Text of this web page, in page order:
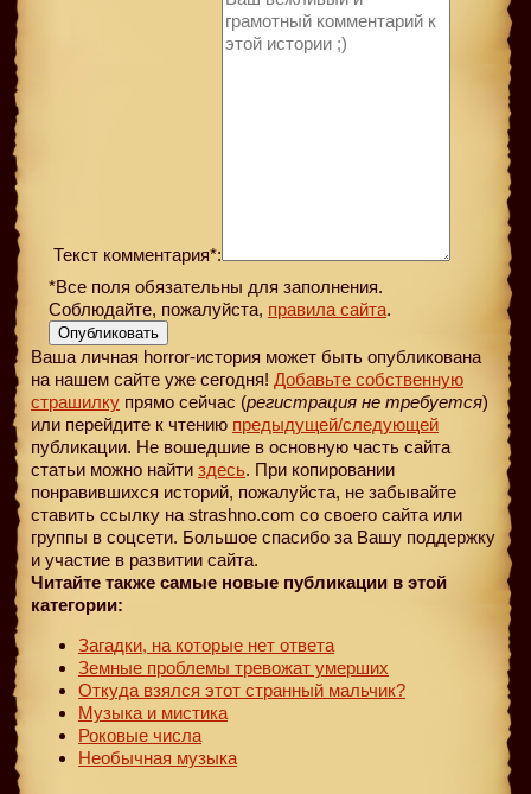
Текст комментария*:
*Все поля обязательны для заполнения.
Соблюдайте, пожалуйста, правила сайта.
Опубликовать
Ваша личная horror-история может быть опубликована
на нашем сайте уже сегодня! Добавьте собственную
страшилку прямо сейчас (регистрация не требуется)
или перейдите к чтению предыдущей/следующей
публикации. Не вошедшие в основную часть сайта
статьи можно найти здесь. При копировании
понравившихся историй, пожалуйста, не забывайте
ставить ссылку на strashno.com со своего сайта или
группы в соцсети. Большое спасибо за Вашу поддержку
и участие в развитии сайта.
Читайте также самые новые публикации в этой
категории:
Загадки, на которые нет ответа
Земные проблемы тревожат умерших
Откуда взялся этот странный мальчик?
Музыка и мистика
Роковые числа
Необычная музыка